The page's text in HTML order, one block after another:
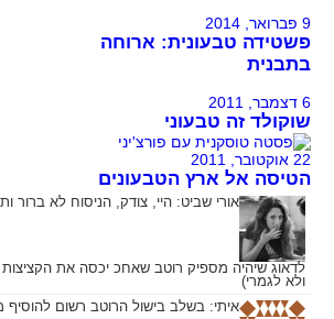
9 פברואר, 2014
פשטידה טבעונית: ארוחה
בתבנית
6 דצמבר, 2011
שוקולד זה טבעוני
22 אוקטובר, 2011
הטיסה אל ארץ הטבעונים
אורי שביט: היי, צודק, הניסוח לא ברור
לדאוג שיהיה מספיק רוטב שאחכ יכסה את
ולא לגמרי)
איתי: בשלב בישול הרוטב רשום להוסיף